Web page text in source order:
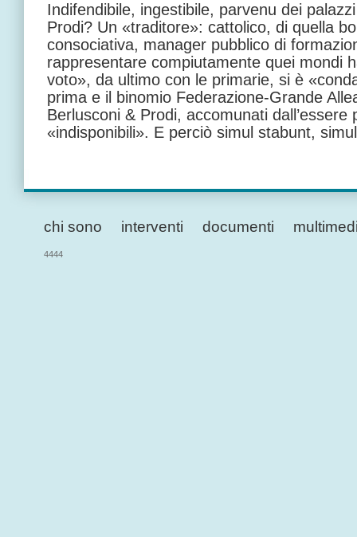
Indifendibile, ingestibile, parvenu dei
Prodi? Un «traditore»: cattolico, di quella
consociativa, manager pubblico di
rappresentare compiutamente quei mondi
voto», da ultimo con le primarie, si è
prima e il binomio Federazione-Grande
Berlusconi & Prodi, accomunati dall’essere
«indisponibili». E perciò simul stabunt,
chi sono interventi documenti
4444